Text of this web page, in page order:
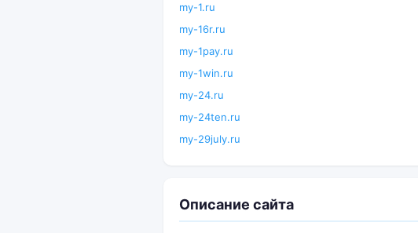
my-1.ru
my-16r.ru
my-1pay.ru
my-1win.ru
my-24.ru
my-24ten.ru
my-29july.ru
Описание сайта